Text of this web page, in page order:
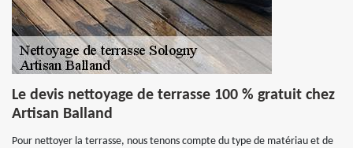
Le devis nettoyage de terrasse 100 % gratuit chez
Artisan Balland
Pour nettoyer la terrasse, nous tenons compte du type de matériau et de